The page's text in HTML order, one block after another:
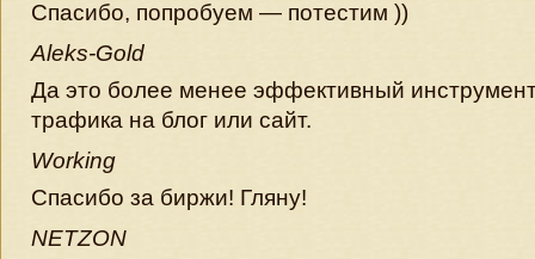
Спасибо, попробуем — потестим ))
Aleks-Gold
Да это более менее эффективный
трафика на блог или сайт.
Working
Спасибо за биржи! Гляну!
NETZON